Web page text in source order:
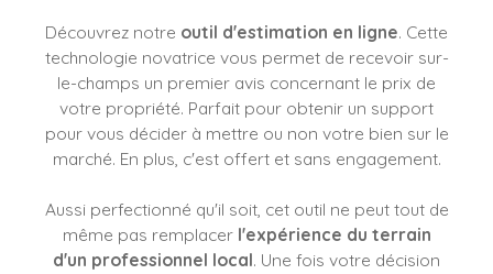
Découvrez notre outil d'estimation en ligne. Cette
technologie novatrice vous permet de recevoir sur-
le-champs un premier avis concernant le prix de
votre propriété. Parfait pour obtenir un support
pour vous décider à mettre ou non votre bien sur le
marché. En plus, c'est offert et sans engagement.
Aussi perfectionné qu'il soit, cet outil ne peut tout de
même pas remplacer l'expérience du terrain
d'un professionnel local. Une fois votre décision